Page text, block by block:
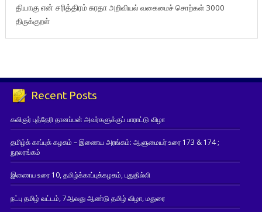
தியாகுஎன் சரித்திரம்சுரதாஅறிவியல் வகைமைச் சொற்கள் 3000
திருக்குறள்
Recent Posts
கவிஞர் புத்தேரி தானப்பன் அவர்களுக்குப் பாராட்டு விழா
தமிழ்க் காப்புக் கழகம் – இணைய அரங்கம்: ஆளுமையர் உரை 173 & 174 ;
நூலரங்கம்
இணைய உரை 10, தமிழ்க்காப்புக்கழகம், புதுதில்லி
நட்பு தமிழ் வட்டம், 7ஆவது ஆண்டு தமிழ் விழா, மதுரை